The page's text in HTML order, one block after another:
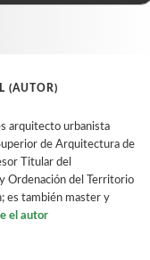
(AUTOR)
arquitecto urbanista
de Arquitectura de
Titular del
Ordenación del Territorio
es también master y
el autor